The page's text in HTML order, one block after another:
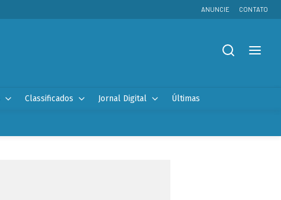
ANUNCIE CONTATO
Classificados Jornal Digital Últimas